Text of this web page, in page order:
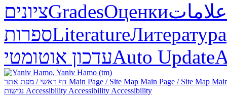
ציוניםGradesОценкиعلامات
ספרותLiteratureЛитература
עדכון אוטומטיAuto Update
Main Page / Site Map Main Page / Site Map
Accessibility Accessibility Accessibility